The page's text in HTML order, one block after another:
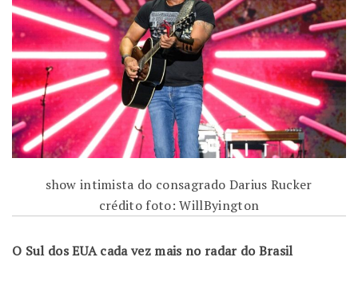
show intimista do consagrado Darius Rucker
crédito foto: WillByington
O Sul dos EUA cada vez mais no radar do Brasil